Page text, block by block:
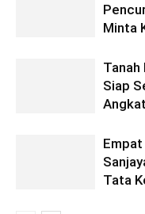
Minta
Tanah
Siap
Tata